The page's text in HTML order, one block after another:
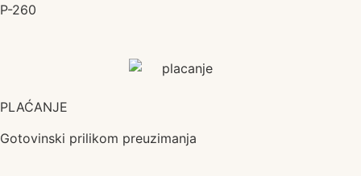
P-260
PLAĆANJE
Gotovinski prilikom preuzimanja